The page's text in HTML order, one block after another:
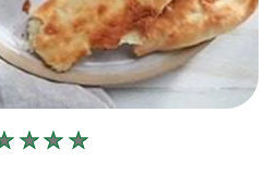
Aucune